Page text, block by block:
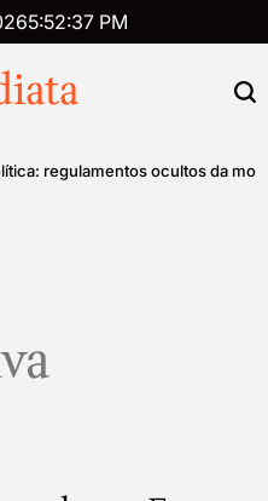
5:52:37 PM
regulamentos ocultos da